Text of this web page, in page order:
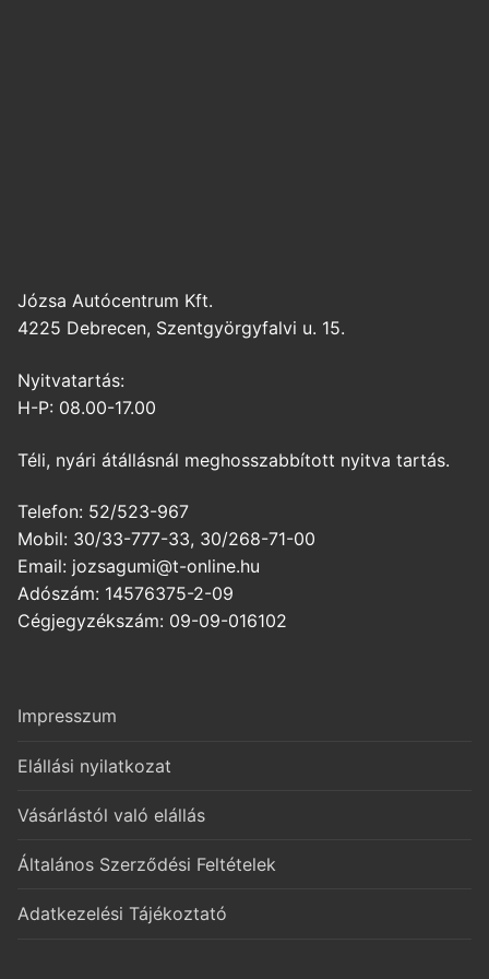
Józsa Autócentrum Kft.
4225 Debrecen, Szentgyörgyfalvi u. 15.
Nyitvatartás:
H-P: 08.00-17.00
Téli, nyári átállásnál meghosszabbított nyitva tartás.
Telefon: 52/523-967
Mobil: 30/33-777-33, 30/268-71-00
Email: jozsagumi@t-online.hu
Adószám: 14576375-2-09
Cégjegyzékszám: 09-09-016102
Impresszum
Elállási nyilatkozat
Vásárlástól való elállás
Általános Szerződési Feltételek
Adatkezelési Tájékoztató